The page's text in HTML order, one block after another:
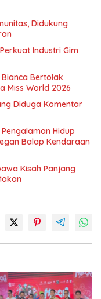
Didukung
Industri Gim
Bertolak
Miss World 2026
Diduga Komentar
Hidup
Balap Kendaraan
Kisah Panjang